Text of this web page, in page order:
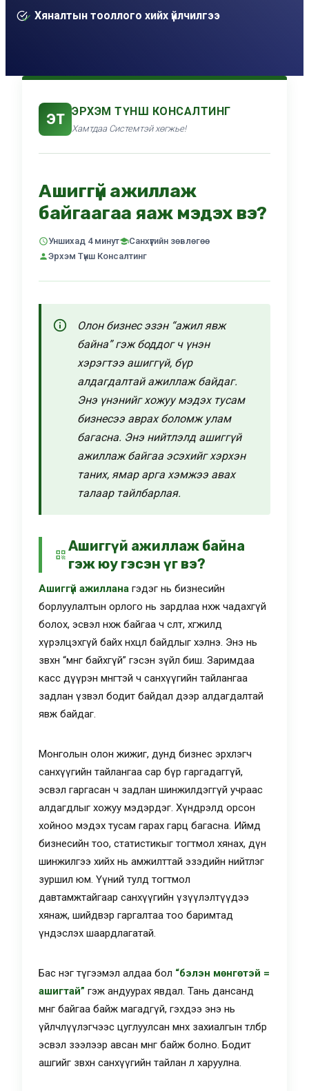
Хяналтын тооллого хийх үйлчилгээ
ЭТ ЭРХЭМ ТҮНШ КОНСАЛТИНГ
Хамтдаа Системтэй хөгжье!
Ашиггүй ажиллаж
байгаагаа яаж мэдэх вэ?
Уншихад 4 минут
Санхүүгийн зөвлөгөө
Эрхэм Түнш Консалтинг
Олон бизнес эзэн “ажил явж
байна” гэж боддог ч үнэн
хэрэгтээ ашиггүй, бүр
алдагдалтай ажиллаж байдаг.
Энэ үнэнийг хожуу мэдэх тусам
бизнесээ аврах боломж улам
багасна. Энэ нийтлэлд ашиггүй
ажиллаж байгаа эсэхийг хэрхэн
таних, ямар арга хэмжээ авах
талаар тайлбарлая.
Ашиггүй ажиллаж байна
гэж юу гэсэн үг вэ?
Ашиггүй ажиллана гэдэг нь бизнесийн
борлуулалтын орлого нь зардлаа нөхөж чадахгүй
болох, эсвэл нөхөж байгаа ч өсөлт, хөгжилд
хүрэлцэхгүй байх нөхцөл байдлыг хэлнэ. Энэ нь
зөвхөн “мөнгө байхгүй” гэсэн зүйл биш. Заримдаа
касс дүүрэн мөнгөтэй ч санхүүгийн тайлангаа
задлан үзвэл бодит байдал дээр алдагдалтай
явж байдаг.
Монголын олон жижиг, дунд бизнес эрхлэгч
санхүүгийн тайлангаа сар бүр гаргадаггүй,
эсвэл гаргасан ч задлан шинжилдэггүй учраас
алдагдлыг хожуу мэдэрдэг. Хүндрэлд орсон
хойноо мэдэх тусам гарах гарц багасна. Иймд
бизнесийн тоо, статистикыг тогтмол хянах, дүн
шинжилгээ хийх нь амжилттай эзэдийн нийтлэг
зуршил юм. Үүний тулд тогтмол
давтамжтайгаар санхүүгийн үзүүлэлтүүдээ
хянаж, шийдвэр гаргалтаа тоо баримтад
үндэслэх шаардлагатай.
Бас нэг түгээмэл алдаа бол “бэлэн мөнгөтэй =
ашигтай” гэж андуурах явдал. Тань дансанд
мөнгө байгаа байж магадгүй, гэхдээ энэ нь
үйлчлүүлэгчээс цуглуулсан өмнөх захиалгын төлбөр
эсвэл зээлээр авсан мөнгө байж болно. Бодит
ашгийг зөвхөн санхүүгийн тайлан л харуулна.